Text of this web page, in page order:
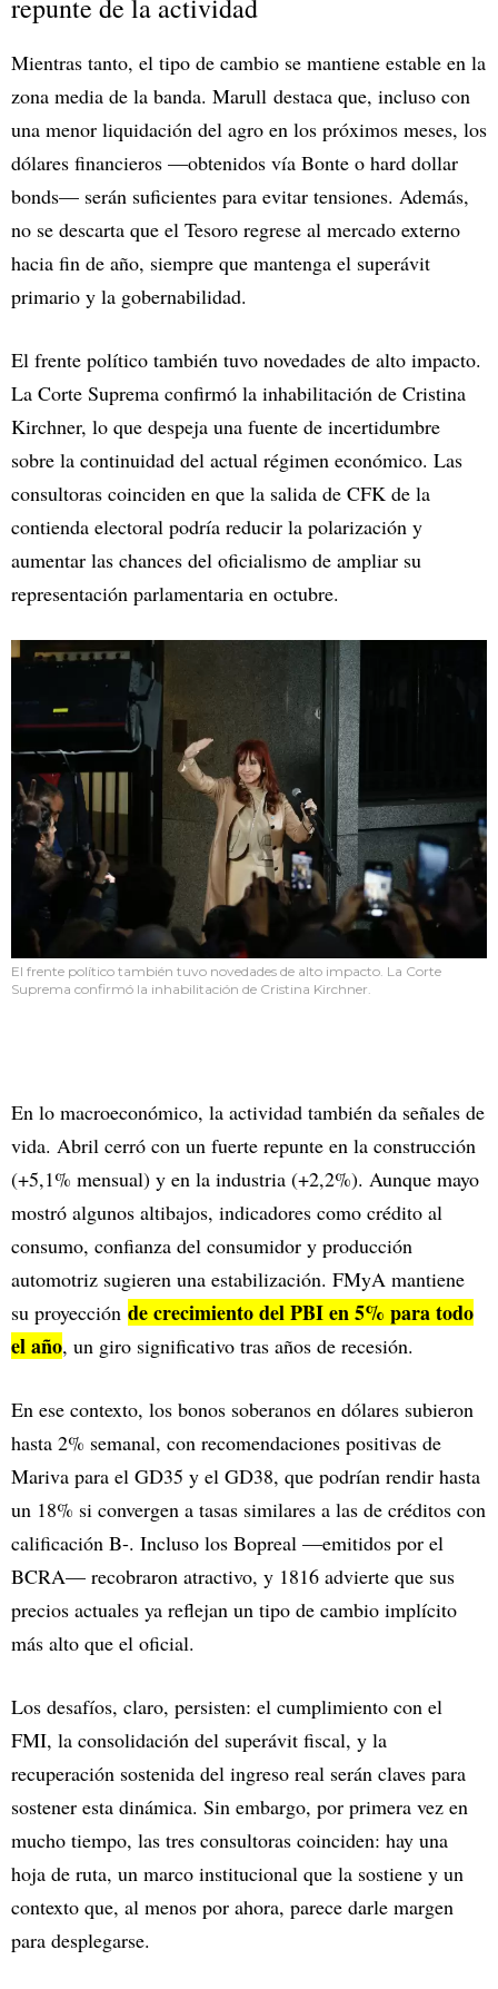
repunte de la actividad
Mientras tanto, el tipo de cambio se mantiene estable en la
zona media de la banda. Marull destaca que, incluso con
una menor liquidación del agro en los próximos meses, los
dólares financieros —obtenidos vía Bonte o hard dollar
bonds— serán suficientes para evitar tensiones. Además,
no se descarta que el Tesoro regrese al mercado externo
hacia fin de año, siempre que mantenga el superávit
primario y la gobernabilidad.
El frente político también tuvo novedades de alto impacto.
La Corte Suprema confirmó la inhabilitación de Cristina
Kirchner, lo que despeja una fuente de incertidumbre
sobre la continuidad del actual régimen económico. Las
consultoras coinciden en que la salida de CFK de la
contienda electoral podría reducir la polarización y
aumentar las chances del oficialismo de ampliar su
representación parlamentaria en octubre.
El frente político también tuvo novedades de alto impacto. La Corte
Suprema confirmó la inhabilitación de Cristina Kirchner.
En lo macroeconómico, la actividad también da señales de
vida. Abril cerró con un fuerte repunte en la construcción
(+5,1% mensual) y en la industria (+2,2%). Aunque mayo
mostró algunos altibajos, indicadores como crédito al
consumo, confianza del consumidor y producción
automotriz sugieren una estabilización. FMyA mantiene
su proyección de crecimiento del PBI en 5% para todo
el año, un giro significativo tras años de recesión.
En ese contexto, los bonos soberanos en dólares subieron
hasta 2% semanal, con recomendaciones positivas de
Mariva para el GD35 y el GD38, que podrían rendir hasta
un 18% si convergen a tasas similares a las de créditos con
calificación B-. Incluso los Bopreal —emitidos por el
BCRA— recobraron atractivo, y 1816 advierte que sus
precios actuales ya reflejan un tipo de cambio implícito
más alto que el oficial.
Los desafíos, claro, persisten: el cumplimiento con el
FMI, la consolidación del superávit fiscal, y la
recuperación sostenida del ingreso real serán claves para
sostener esta dinámica. Sin embargo, por primera vez en
mucho tiempo, las tres consultoras coinciden: hay una
hoja de ruta, un marco institucional que la sostiene y un
contexto que, al menos por ahora, parece darle margen
para desplegarse.